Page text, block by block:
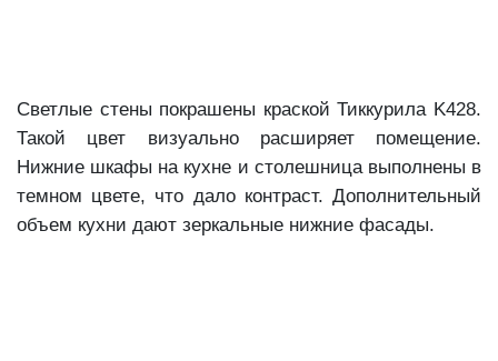
Светлые стены покрашены краской Тиккурила K428.
Такой цвет визуально расширяет помещение.
Нижние шкафы на кухне и столешница выполнены в
темном цвете, что дало контраст. Дополнительный
объем кухни дают зеркальные нижние фасады.